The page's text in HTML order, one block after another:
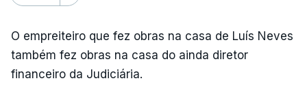
O empreiteiro que fez obras na casa de Luís Neves
também fez obras na casa do ainda diretor
financeiro da Judiciária.